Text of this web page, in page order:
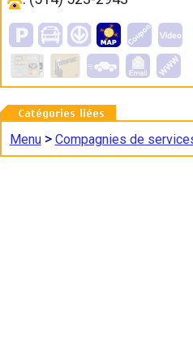
Menu> Compagnies de